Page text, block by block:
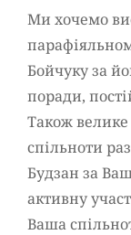
Ми хочемо
Бойчуку за
поради,
Також велике
спільноти
Будзан за
активну
Ваша